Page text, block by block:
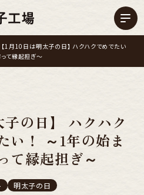
【1月10日は明太子の日】 ハクハクでめでたい
て縁起担ぎ～
子の日】 ハクハク
い！ ～1年の始ま
て縁起担ぎ～
明太子の日